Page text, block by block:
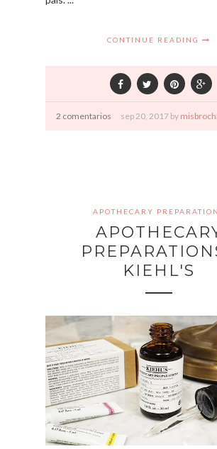
CONTINUE READING
2 comentarios sep20, 2017 by
APOTHECARY
KIEHL'S